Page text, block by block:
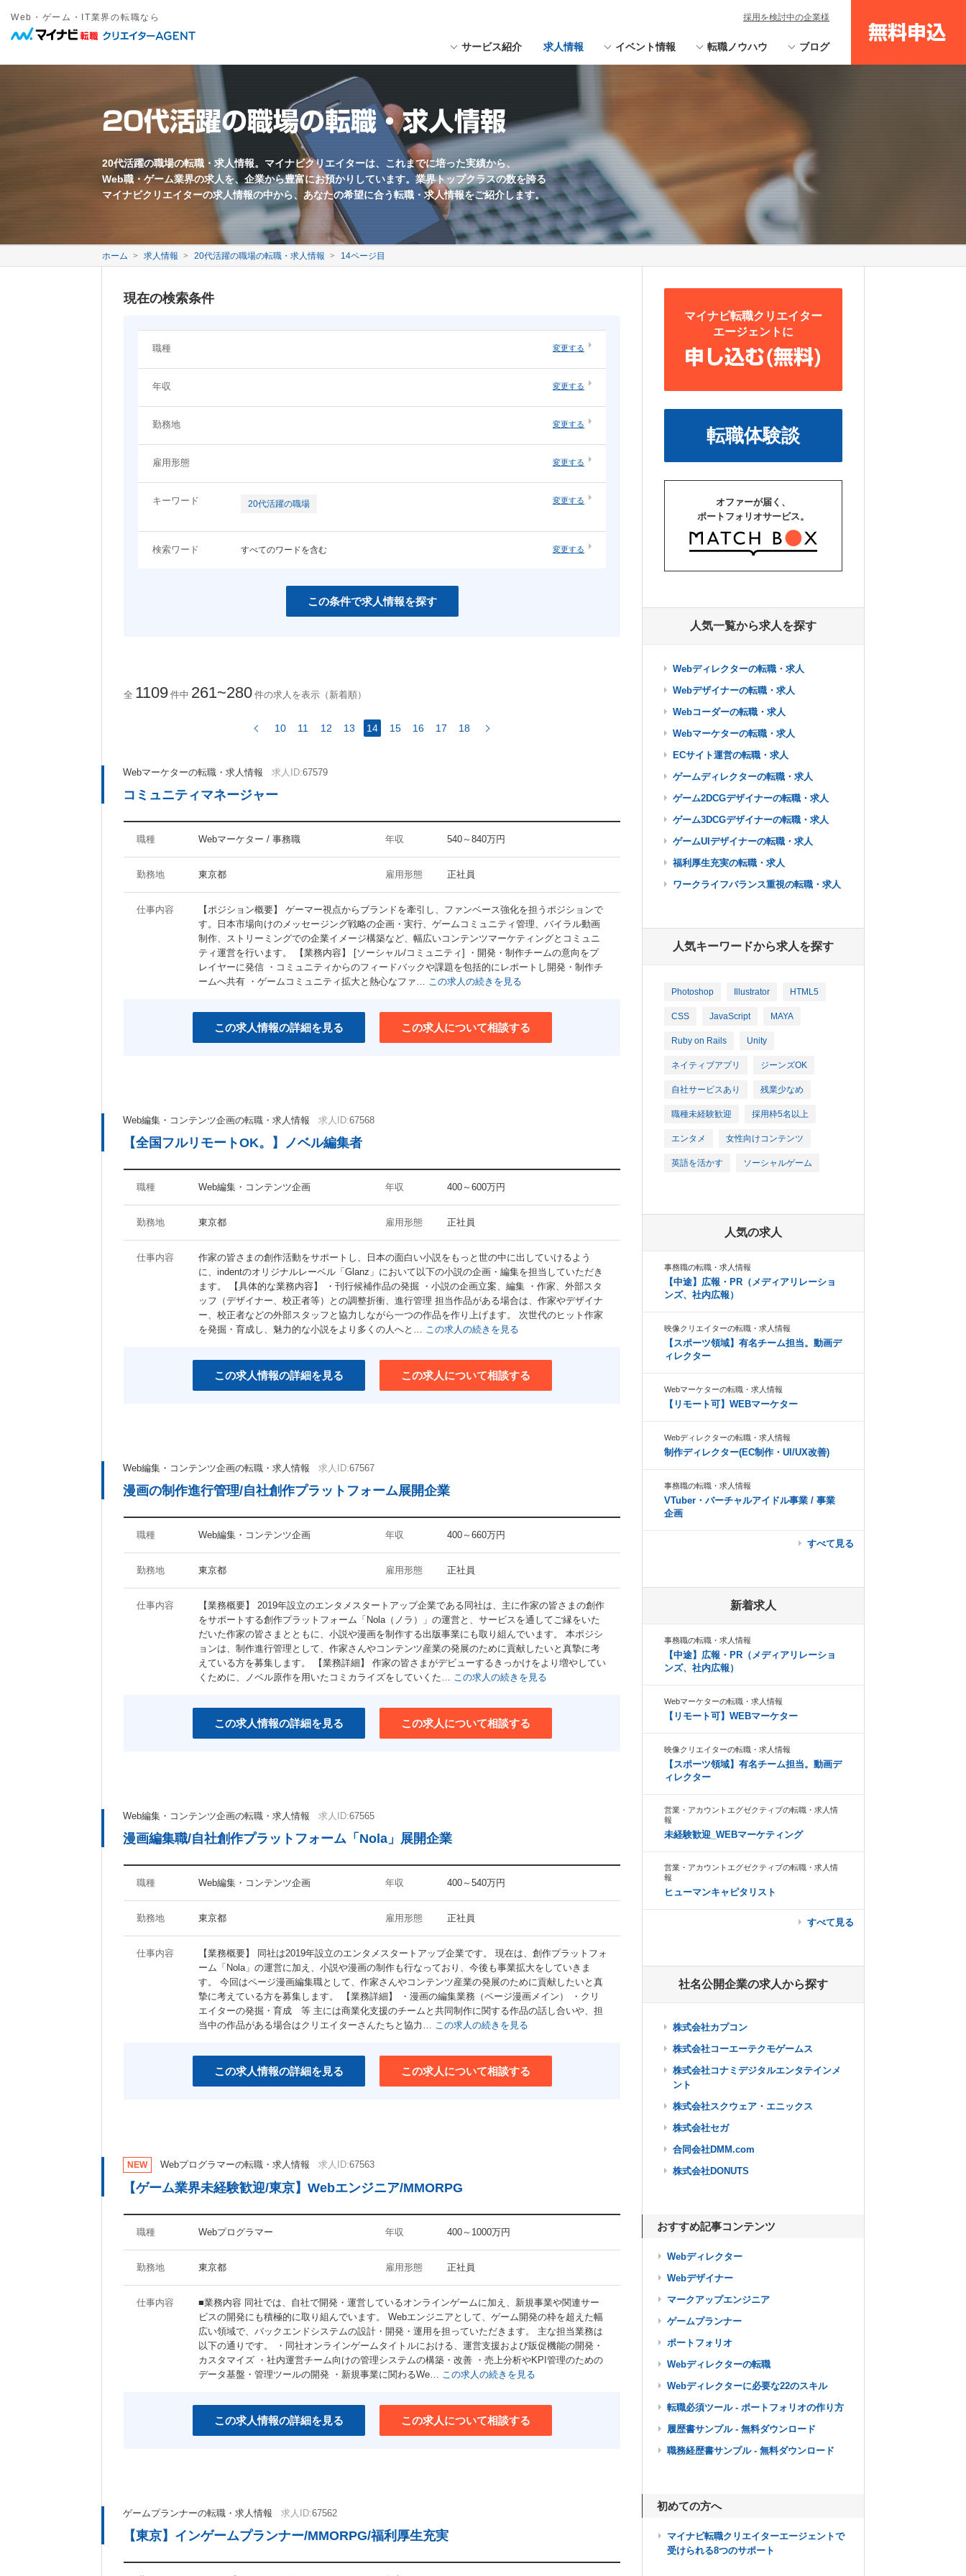
Web・ゲーム・IT業界の転職なら
サービス紹介 求人情報 イベント情報 転職ノウハウ ブログ
無料申込
採用を検討中の企業様
20代活躍の職場の転職・求人情報
20代活躍の職場の転職・求人情報。マイナビクリエイターは、これまでに培った実績から、
Web職・ゲーム業界の求人を、企業から豊富にお預かりしています。業界トップクラスの数を誇る
マイナビクリエイターの求人情報の中から、あなたの希望に合う転職・求人情報をご紹介します。
ホーム 求人情報 20代活躍の職場の転職・求人情報 14ページ目
現在の検索条件
職種 変更する
職種
Web系
Webプロデューサー Webディレクター
Webコーダー Webプログラマー Webマーケター
Webライター ECサイト運営 Web編集・コンテンツ企画
モバイル制作 映像クリエイター
ゲーム系
ゲームプロデューサー ゲームディレクター ゲームプランナー
ゲームプログラマー ゲームシナリオライター サウンドクリエイター
システムエンジニア（制御・組み込
ネットワーク・サーバ設計・構築 ネットワーク・サーバ運用・保守
営業・アカウントエグゼクティブ
年収 変更する
年収
勤務地 変更する
勤務地
東京都近郊 愛知県近郊
雇用形態 変更する
雇用形態
正社員 契約社員
キーワード 20代活躍の職場 変更する
キーワード
募集要項に関するキーワード
業界未経験歓迎
新卒歓迎 第二新卒歓迎 学歴不問
年齢不問 採用枠5名以上 残業少なめ
フレックス勤務 完全週休二日制 海外勤務あり
退職金あり 英語を活かす
中国語を活かす 韓国語を活かす 土日休み
会社に関するキーワード
関わるプロジェクト・ジャンルに関するキーワード
開発言語・フレームワークに関するキーワード
HTML5
Unity
C＃
Dreamweaver
MAYA
SEM アクセス解析
社員食堂あり 禁煙オフィス
オフィスがきれい 駅5分以内
20代活躍の職場 30代活躍の職場
スポーツジム有り ユニークな職場
検索ワード すべてのワードを含む 変更する
フリーワード
職種名・勤務地・仕事内容などを入力してください。複数ワードは間にスペースを入れてください。
すべてのワードを含む いずれかのワードを含む
この条件で求人情報を探す
全 1109 件中 261~280 件の求人を表示（新着順）
10 11 12 13 14 15 16 17 18
Webマーケターの転職・求人情報 求人ID:67579
コミュニティマネージャー
職種 Webマーケター / 事務職 年収 540～840万円
勤務地 東京都 雇用形態 正社員
仕事内容
【ポジション概要】 ゲーマー視点からブランドを牽引し、ファンベース強化を担うポジションで
す。日本市場向けのメッセージング戦略の企画・実行、ゲームコミュニティ管理、バイラル動画
制作、ストリーミングでの企業イメージ構築など、幅広いコンテンツマーケティングとコミュニ
ティ運営を行います。 【業務内容】 [ソーシャル/コミュニティ] ・開発・制作チームの意向をプ
レイヤーに発信 ・コミュニティからのフィードバックや課題を包括的にレポートし開発・制作チ
ームへ共有 ・ゲームコミュニティ拡大と熱心なファ… この求人の続きを見る
この求人情報の詳細を見る この求人について相談する
Web編集・コンテンツ企画の転職・求人情報 求人ID:67568
【全国フルリモートOK。】ノベル編集者
職種 Web編集・コンテンツ企画 年収 400～600万円
勤務地 東京都 雇用形態 正社員
仕事内容
作家の皆さまの創作活動をサポートし、日本の面白い小説をもっと世の中に出していけるよう
に、indentのオリジナルレーベル「Glanz」において以下の小説の企画・編集を担当していただき
ます。 【具体的な業務内容】 ・刊行候補作品の発掘 ・小説の企画立案、編集 ・作家、外部スタ
ッフ（デザイナー、校正者等）との調整折衝、進行管理 担当作品がある場合は、作家やデザイナ
ー、校正者などの外部スタッフと協力しながら一つの作品を作り上げます。 次世代のヒット作家
を発掘・育成し、魅力的な小説をより多くの人へと… この求人の続きを見る
この求人情報の詳細を見る この求人について相談する
Web編集・コンテンツ企画の転職・求人情報 求人ID:67567
漫画の制作進行管理/自社創作プラットフォーム展開企業
職種 Web編集・コンテンツ企画 年収 400～660万円
勤務地 東京都 雇用形態 正社員
仕事内容
【業務概要】 2019年設立のエンタメスタートアップ企業である同社は、主に作家の皆さまの創作
をサポートする創作プラットフォーム「Nola（ノラ）」の運営と、サービスを通してご縁をいた
だいた作家の皆さまとともに、小説や漫画を制作する出版事業にも取り組んでいます。 本ポジシ
ョンは、制作進行管理として、作家さんやコンテンツ産業の発展のために貢献したいと真摯に考
えている方を募集します。 【業務詳細】 作家の皆さまがデビューするきっかけをより増やしてい
くために、ノベル原作を用いたコミカライズをしていくた… この求人の続きを見る
この求人情報の詳細を見る この求人について相談する
Web編集・コンテンツ企画の転職・求人情報 求人ID:67565
漫画編集職/自社創作プラットフォーム「Nola」展開企業
職種 Web編集・コンテンツ企画 年収 400～540万円
勤務地 東京都 雇用形態 正社員
仕事内容
【業務概要】 同社は2019年設立のエンタメスタートアップ企業です。 現在は、創作プラットフォ
ーム「Nola」の運営に加え、小説や漫画の制作も行なっており、今後も事業拡大をしていきま
す。 今回はページ漫画編集職として、作家さんやコンテンツ産業の発展のために貢献したいと真
摯に考えている方を募集します。 【業務詳細】 ・漫画の編集業務（ページ漫画メイン） ・クリ
エイターの発掘・育成 等 主には商業化支援のチームと共同制作に関する作品の話し合いや、担
当中の作品がある場合はクリエイターさんたちと協力… この求人の続きを見る
この求人情報の詳細を見る この求人について相談する
NEW Webプログラマーの転職・求人情報 求人ID:67563
【ゲーム業界未経験歓迎/東京】Webエンジニア/MMORPG
職種 Webプログラマー 年収 400～1000万円
勤務地 東京都 雇用形態 正社員
仕事内容
■業務内容 同社では、自社で開発・運営しているオンラインゲームに加え、新規事業や関連サー
ビスの開発にも積極的に取り組んでいます。 Webエンジニアとして、ゲーム開発の枠を超えた幅
広い領域で、バックエンドシステムの設計・開発・運用を担っていただきます。 主な担当業務は
以下の通りです。 ・同社オンラインゲームタイトルにおける、運営支援および販促機能の開発・
カスタマイズ ・社内運営チーム向けの管理システムの構築・改善 ・売上分析やKPI管理のための
データ基盤・管理ツールの開発 ・新規事業に関わるWe… この求人の続きを見る
この求人情報の詳細を見る この求人について相談する
ゲームプランナーの転職・求人情報 求人ID:67562
【東京】インゲームプランナー/MMORPG/福利厚生充実
マイナビ転職クリエイター
エージェントに
申し込む(無料)
転職体験談
オファーが届く、
ポートフォリオサービス。
人気一覧から求人を探す
Webディレクターの転職・求人
Webデザイナーの転職・求人
Webコーダーの転職・求人
Webマーケターの転職・求人
ECサイト運営の転職・求人
ゲームディレクターの転職・求人
ゲーム2DCGデザイナーの転職・求人
ゲーム3DCGデザイナーの転職・求人
ゲームUIデザイナーの転職・求人
福利厚生充実の転職・求人
ワークライフバランス重視の転職・求人
人気キーワードから求人を探す
Photoshop Illustrator HTML5
CSS JavaScript MAYA
Ruby on Rails Unity
ネイティブアプリ ジーンズOK
自社サービスあり 残業少なめ
職種未経験歓迎 採用枠5名以上
エンタメ 女性向けコンテンツ
英語を活かす ソーシャルゲーム
人気の求人
事務職の転職・求人情報
【中途】広報・PR（メディアリレーショ
ンズ、社内広報）
映像クリエイターの転職・求人情報
【スポーツ領域】有名チーム担当。動画デ
ィレクター
Webマーケターの転職・求人情報
【リモート可】WEBマーケター
Webディレクターの転職・求人情報
制作ディレクター(EC制作・UI/UX改善)
事務職の転職・求人情報
VTuber・バーチャルアイドル事業 / 事業
企画
すべて見る
新着求人
事務職の転職・求人情報
【中途】広報・PR（メディアリレーショ
ンズ、社内広報）
Webマーケターの転職・求人情報
【リモート可】WEBマーケター
映像クリエイターの転職・求人情報
【スポーツ領域】有名チーム担当。動画デ
ィレクター
営業・アカウントエグゼクティブの転職・求人情
報
未経験歓迎_WEBマーケティング
営業・アカウントエグゼクティブの転職・求人情
報
ヒューマンキャピタリスト
すべて見る
社名公開企業の求人から探す
株式会社カプコン
株式会社コーエーテクモゲームス
株式会社コナミデジタルエンタテインメ
ント
株式会社スクウェア・エニックス
株式会社セガ
合同会社DMM.com
株式会社DONUTS
おすすめ記事コンテンツ
Webディレクター
Webデザイナー
マークアップエンジニア
ゲームプランナー
ポートフォリオ
Webディレクターの転職
Webディレクターに必要な22のスキル
転職必須ツール - ポートフォリオの作り方
履歴書サンプル - 無料ダウンロード
職務経歴書サンプル - 無料ダウンロード
初めての方へ
マイナビ転職クリエイターエージェントで
受けられる8つのサポート